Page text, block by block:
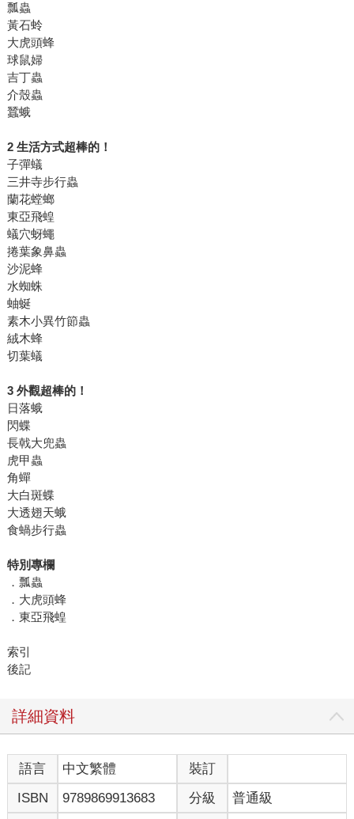
瓢蟲
黃石蛉
大虎頭蜂
球鼠婦
吉丁蟲
介殼蟲
蠶蛾
2 生活方式超棒的！
子彈蟻
三井寺步行蟲
蘭花螳螂
東亞飛蝗
蟻穴蚜蠅
捲葉象鼻蟲
沙泥蜂
水蜘蛛
蚰蜒
素木小異竹節蟲
絨木蜂
切葉蟻
3 外觀超棒的！
日落蛾
閃蝶
長戟大兜蟲
虎甲蟲
角蟬
大白斑蝶
大透翅天蛾
食蝸步行蟲
特別專欄
．瓢蟲
．大虎頭蜂
．東亞飛蝗
索引
後記
詳細資料
語言 中文繁體
裝訂
ISBN
9789869913683 分級 普通級